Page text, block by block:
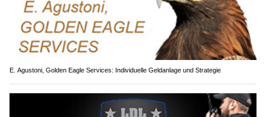
E. Agustoni, Golden Eagle Services: Individuelle Geldanlage und Strategie